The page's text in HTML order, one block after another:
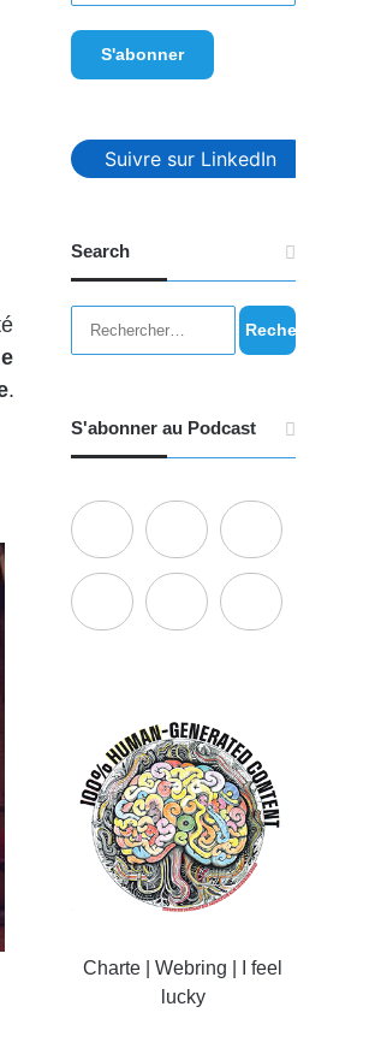
.
Suivre sur LinkedIn
Search
Rechercher :
S'abonner au Podcast
Charte |Webring
I feel
lucky